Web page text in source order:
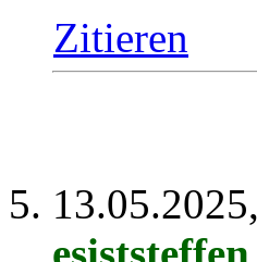
Zitieren
13.05.2025,
esiststeffen